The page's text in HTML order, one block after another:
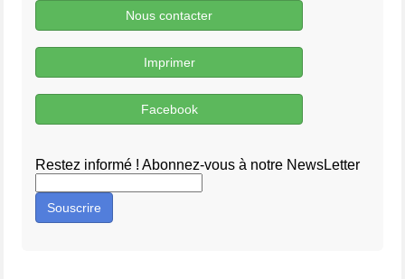
Nous contacter
Imprimer
Facebook
Restez informé ! Abonnez-vous à notre NewsLetter
Souscrire